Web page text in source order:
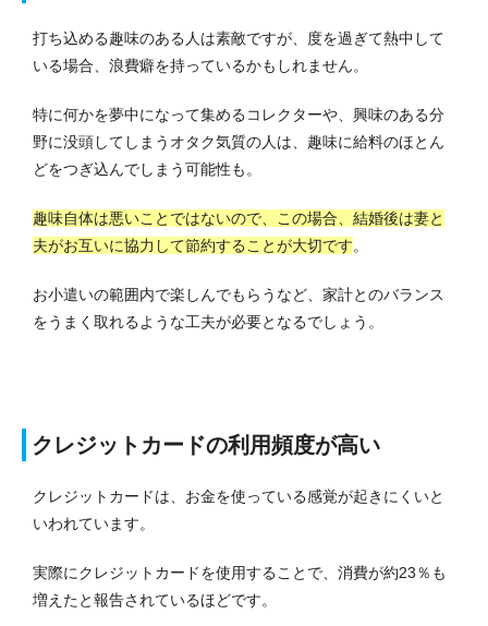
打ち込める趣味のある人は素敵ですが、度を過ぎて熱中して
いる場合、浪費癖を持っているかもしれません。
特に何かを夢中になって集めるコレクターや、興味のある分
野に没頭してしまうオタク気質の人は、趣味に給料のほとん
どをつぎ込んでしまう可能性も。
趣味自体は悪いことではないので、この場合、結婚後は妻と
夫がお互いに協力して節約することが大切です。
お小遣いの範囲内で楽しんでもらうなど、家計とのバランス
をうまく取れるような工夫が必要となるでしょう。
クレジットカードの利用頻度が高い
クレジットカードは、お金を使っている感覚が起きにくいと
いわれています。
実際にクレジットカードを使用することで、消費が約23％も
増えたと報告されているほどです。